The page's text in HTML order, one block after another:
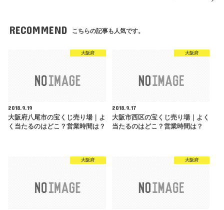
RECOMMEND こちらの記事も人気です。
大阪府
2018.9.19
大阪府八尾市の宝くじ売り場｜よ
く当たるのはどこ？営業時間は？
大阪府
2018.9.17
大阪市西区の宝くじ売り場｜よく
当たるのはどこ？営業時間は？
大阪府 大阪府